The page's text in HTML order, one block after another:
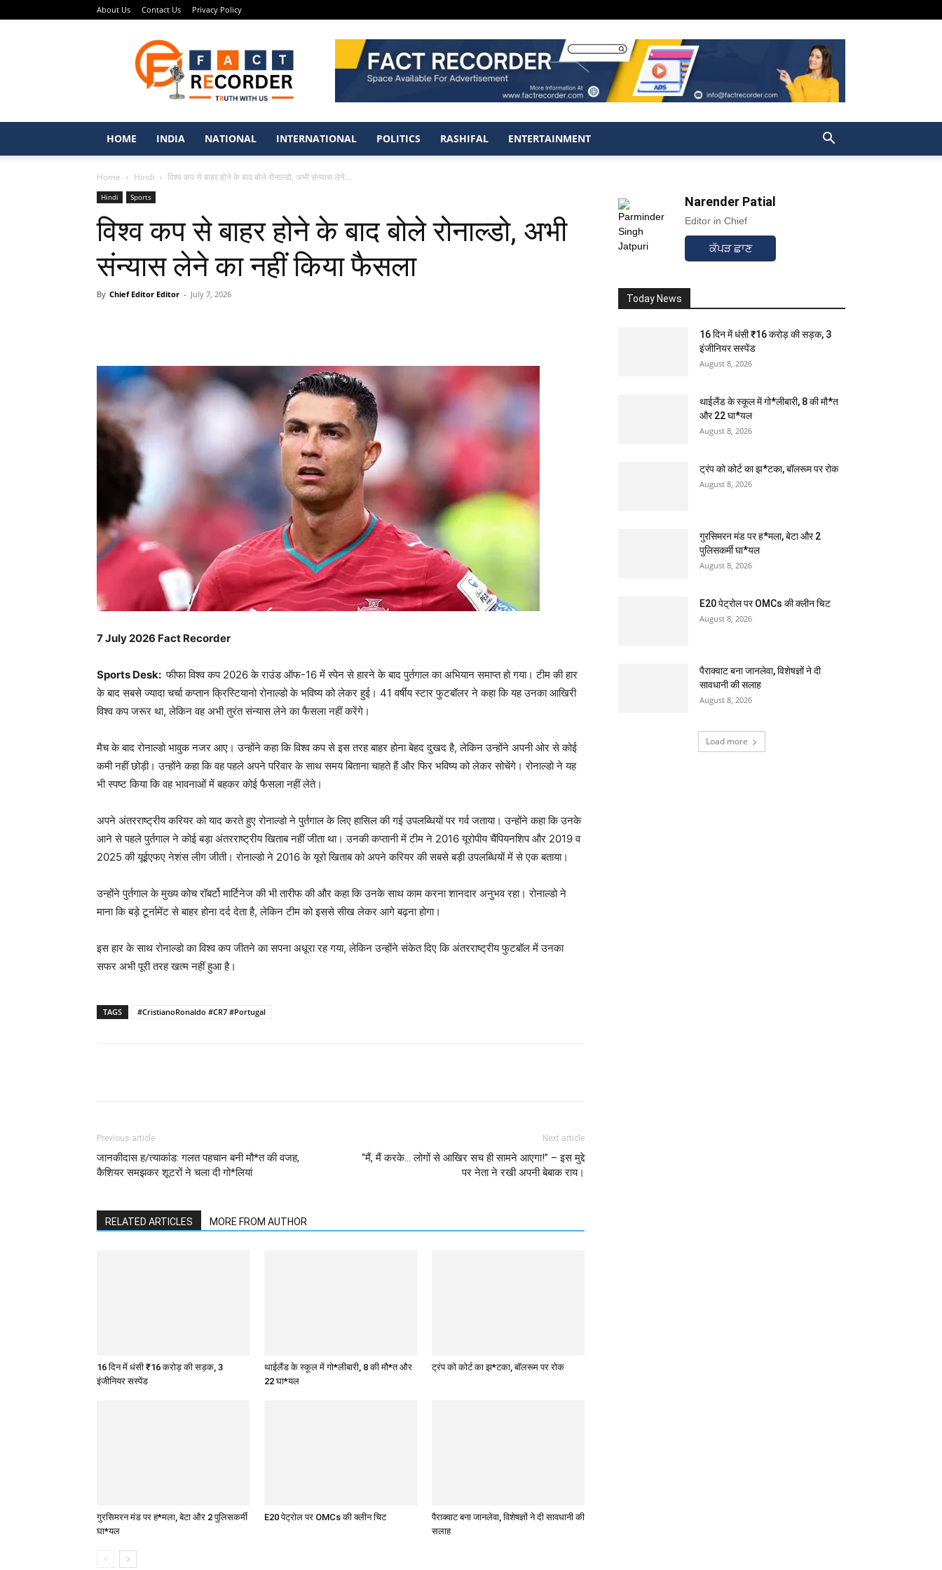
About Us Contact Us Privacy Policy
Recorder
–
Punjabi
News
Portal
HOME
INDIA NATIONAL INTERNATIONAL POLITICS RASHIFAL ENTERTAINMENT
Home Hindi विश्व कप से बाहर होने के बाद बोले रोनाल्डो, अभी संन्यास लेने...
Hindi Sports
विश्व कप से बाहर होने के बाद बोले रोनाल्डो, अभी
संन्यास लेने का नहीं किया फैसला
By Chief Editor Editor - July 7, 2026
7 July 2026 Fact Recorder
Sports Desk: फीफा विश्व कप 2026 के राउंड ऑफ-16 में स्पेन से हारने के बाद पुर्तगाल का अभियान समाप्त हो गया। टीम की हार
के बाद सबसे ज्यादा चर्चा कप्तान क्रिस्टियानो रोनाल्डो के भविष्य को लेकर हुई। 41 वर्षीय स्टार फुटबॉलर ने कहा कि यह उनका आखिरी
विश्व कप जरूर था, लेकिन वह अभी तुरंत संन्यास लेने का फैसला नहीं करेंगे।
मैच के बाद रोनाल्डो भावुक नजर आए। उन्होंने कहा कि विश्व कप से इस तरह बाहर होना बेहद दुखद है, लेकिन उन्होंने अपनी ओर से कोई
कमी नहीं छोड़ी। उन्होंने कहा कि वह पहले अपने परिवार के साथ समय बिताना चाहते हैं और फिर भविष्य को लेकर सोचेंगे। रोनाल्डो ने यह
भी स्पष्ट किया कि वह भावनाओं में बहकर कोई फैसला नहीं लेते।
अपने अंतरराष्ट्रीय करियर को याद करते हुए रोनाल्डो ने पुर्तगाल के लिए हासिल की गई उपलब्धियों पर गर्व जताया। उन्होंने कहा कि उनके
आने से पहले पुर्तगाल ने कोई बड़ा अंतरराष्ट्रीय खिताब नहीं जीता था। उनकी कप्तानी में टीम ने 2016 यूरोपीय चैंपियनशिप और 2019 व
2025 की यूईएफए नेशंस लीग जीती। रोनाल्डो ने 2016 के यूरो खिताब को अपने करियर की सबसे बड़ी उपलब्धियों में से एक बताया।
उन्होंने पुर्तगाल के मुख्य कोच रॉबर्टो मार्टिनेज की भी तारीफ की और कहा कि उनके साथ काम करना शानदार अनुभव रहा। रोनाल्डो ने
माना कि बड़े टूर्नामेंट से बाहर होना दर्द देता है, लेकिन टीम को इससे सीख लेकर आगे बढ़ना होगा।
इस हार के साथ रोनाल्डो का विश्व कप जीतने का सपना अधूरा रह गया, लेकिन उन्होंने संकेत दिए कि अंतरराष्ट्रीय फुटबॉल में उनका
सफर अभी पूरी तरह खत्म नहीं हुआ है।
TAGS #CristianoRonaldo #CR7 #Portugal
Previous article
जानकीदास ह/त्याकांड: गलत पहचान बनी मौ*त की वजह,
कैशियर समझकर शूटरों ने चला दी गो*लियां
Next article
“मैं, मैं करके… लोगों से आखिर सच ही सामने आएगा!” – इस मुद्दे
पर नेता ने रखी अपनी बेबाक राय।
RELATED ARTICLES MORE FROM AUTHOR
16 दिन में धंसी ₹16 करोड़ की सड़क, 3
इंजीनियर सस्पेंड
थाईलैंड के स्कूल में गो*लीबारी, 8 की मौ*त और
22 घा*यल
ट्रंप को कोर्ट का झ*टका, बॉलरूम पर रोक
गुरसिमरन मंड पर ह*मला, बेटा और 2 पुलिसकर्मी
घा*यल
E20 पेट्रोल पर OMCs की क्लीन चिट
पैराक्वाट बना जानलेवा, विशेषज्ञों ने दी सावधानी की
सलाह
Narender Patial
Editor in Chief
ਕੱਪੜ ਛਾਣ
Today News
16 दिन में धंसी ₹16 करोड़ की सड़क, 3
इंजीनियर सस्पेंड
August 8, 2026
थाईलैंड के स्कूल में गो*लीबारी, 8 की मौ*त
और 22 घा*यल
August 8, 2026
ट्रंप को कोर्ट का झ*टका, बॉलरूम पर रोक
August 8, 2026
गुरसिमरन मंड पर ह*मला, बेटा और 2
पुलिसकर्मी घा*यल
August 8, 2026
E20 पेट्रोल पर OMCs की क्लीन चिट
August 8, 2026
पैराक्वाट बना जानलेवा, विशेषज्ञों ने दी
सावधानी की सलाह
August 8, 2026
Load more